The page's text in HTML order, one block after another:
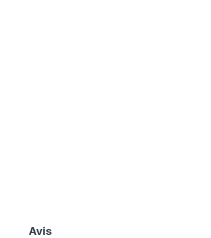
Avis